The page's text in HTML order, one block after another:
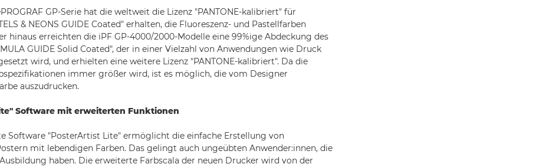
GP-Serie hat die weltweit die Lizenz "PANTONE-kalibriert" für
& NEONS GUIDE Coated" erhalten, die Fluoreszenz- und Pastellfarben
hinaus erreichten die iPF GP-4000/2000-Modelle eine 99%ige Abdeckung des
GUIDE Solid Coated", der in einer Vielzahl von Anwendungen wie Druck
wird, und erhielten eine weitere Lizenz "PANTONE-kalibriert". Da die
immer größer wird, ist es möglich, die vom Designer
auszudrucken.
Software mit erweiterten Funktionen
Software "PosterArtist Lite" ermöglicht die einfache Erstellung von
mit lebendigen Farben. Das gelingt auch ungeübten Anwender:innen, die
haben. Die erweiterte Farbscala der neuen Drucker wird von der